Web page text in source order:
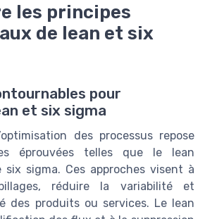
les principes
de lean et six
pour
et six sigma
des processus repose
éprouvées telles que le lean
sigma. Ces approches visent à
réduire la variabilité et
des produits ou services. Le lean